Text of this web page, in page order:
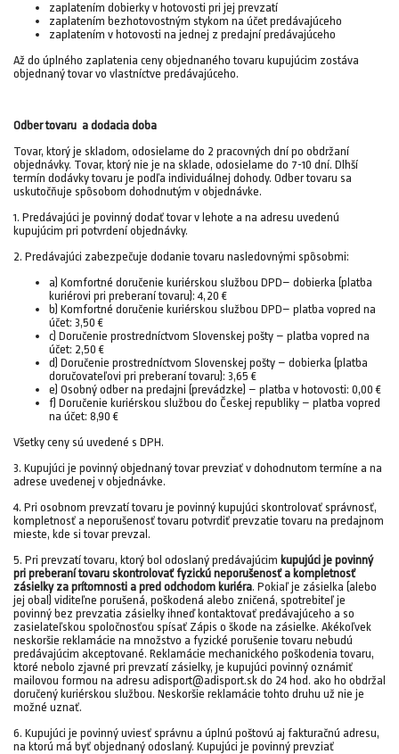
zaplatením dobierky v hotovosti pri jej prevzatí
zaplatením bezhotovostným stykom na účet predávajúceho
zaplatením v hotovosti na jednej z predajní predávajúceho
Až do úplného zaplatenia ceny objednaného tovaru kupujúcim zostáva
objednaný tovar vo vlastníctve predávajúceho.
Odber tovaru a dodacia doba
Tovar, ktorý je skladom, odosielame do 2 pracovných dní po obdržaní
objednávky. Tovar, ktorý nie je na sklade, odosielame do 7-10 dní. Dlhší
termín dodávky tovaru je podľa individuálnej dohody. Odber tovaru sa
uskutočňuje spôsobom dohodnutým v objednávke.
1. Predávajúci je povinný dodať tovar v lehote a na adresu uvedenú
kupujúcim pri potvrdení objednávky.
2. Predávajúci zabezpečuje dodanie tovaru nasledovnými spôsobmi:
a) Komfortné doručenie kuriérskou službou DPD– dobierka (platba
kuriérovi pri preberaní tovaru): 4,20 €
b) Komfortné doručenie kuriérskou službou DPD– platba vopred na
účet: 3,50 €
c) Doručenie prostredníctvom Slovenskej pošty – platba vopred na
účet: 2,50 €
d) Doručenie prostredníctvom Slovenskej pošty – dobierka (platba
doručovateľovi pri preberaní tovaru): 3,65 €
e) Osobný odber na predajni (prevádzke) – platba v hotovosti: 0,00 €
f) Doručenie kuriérskou službou do Českej republiky – platba vopred
na účet: 8,90 €
Všetky ceny sú uvedené s DPH.
3. Kupujúci je povinný objednaný tovar prevziať v dohodnutom termíne a na
adrese uvedenej v objednávke.
4. Pri osobnom prevzatí tovaru je povinný kupujúci skontrolovať správnosť,
kompletnosť a neporušenosť tovaru potvrdiť prevzatie tovaru na predajnom
mieste, kde si tovar prevzal.
5. Pri prevzatí tovaru, ktorý bol odoslaný predávajúcim kupujúci je povinný
pri preberaní tovaru skontrolovať fyzickú neporušenosť a kompletnosť
zásielky za prítomnosti a pred odchodom kuriéra. Pokiaľ je zásielka (alebo
jej obal) viditeľne porušená, poškodená alebo zničená, spotrebiteľ je
povinný bez prevzatia zásielky ihneď kontaktovať predávajúceho a so
zasielateľskou spoločnosťou spísať Zápis o škode na zásielke. Akékoľvek
neskoršie reklamácie na množstvo a fyzické porušenie tovaru nebudú
predávajúcim akceptované. Reklamácie mechanického poškodenia tovaru,
ktoré nebolo zjavné pri prevzatí zásielky, je kupujúci povinný oznámiť
mailovou formou na adresu adisport@adisport.sk do 24 hod. ako ho obdržal
doručený kuriérskou službou. Neskoršie reklamácie tohto druhu už nie je
možné uznať.
6. Kupujúci je povinný uviesť správnu a úplnú poštovú aj fakturačnú adresu,
na ktorú má byť objednaný odoslaný. Kupujúci je povinný prevziať